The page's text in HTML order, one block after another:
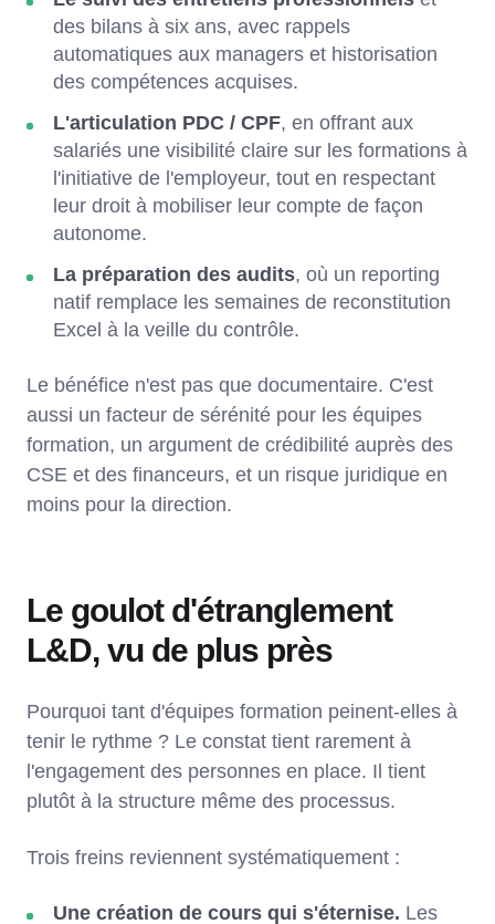
des bilans à six ans, avec rappels
automatiques aux managers et historisation
des compétences acquises.
L'articulation PDC / CPF, en offrant aux
salariés une visibilité claire sur les formations à
l'initiative de l'employeur, tout en respectant
leur droit à mobiliser leur compte de façon
autonome.
La préparation des audits, où un reporting
natif remplace les semaines de reconstitution
Excel à la veille du contrôle.
Le bénéfice n'est pas que documentaire. C'est
aussi un facteur de sérénité pour les équipes
formation, un argument de crédibilité auprès des
CSE et des financeurs, et un risque juridique en
moins pour la direction.
Le goulot d'étranglement
L&D, vu de plus près
Pourquoi tant d'équipes formation peinent-elles à
tenir le rythme ? Le constat tient rarement à
l'engagement des personnes en place. Il tient
plutôt à la structure même des processus.
Trois freins reviennent systématiquement :
Une création de cours qui s'éternise. Les